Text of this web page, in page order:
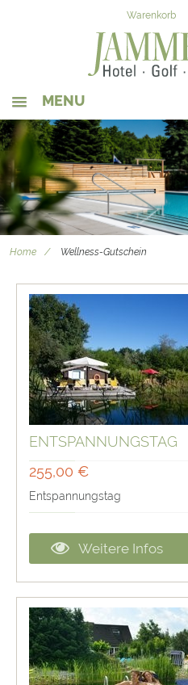
Warenkorb
MENU
SHOP-STARTSEITE
WERT-GUTSCHEIN
WELLNESS-GUTSCHEIN
WOHNEN & SCHLAFEN
HOTEL-WEBSEITE
Home Wellness-Gutschein
ENTSPANNUNGSTAG
255,00 €
Entspannungstag
Weitere Infos